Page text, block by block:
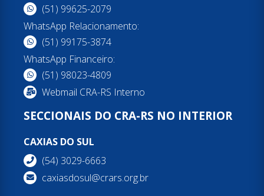
(51) 99625-2079
WhatsApp Relacionamento:
(51) 99175-3874
WhatsApp Financeiro:
(51) 98023-4809
Webmail CRA-RS Interno
SECCIONAIS DO CRA-RS NO INTERIOR
CAXIAS DO SUL
(54) 3029-6663
caxiasdosul@crars.org.br